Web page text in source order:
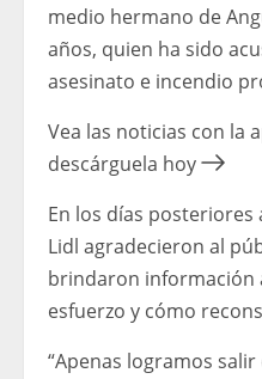
medio hermano de
años, quien ha sido
asesinato e incendio
Vea las noticias con la
descárguela hoy
En los días
Lidl agradecieron al
brindaron información
esfuerzo y cómo
“Apenas logramos